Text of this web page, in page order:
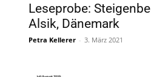
Leseprobe:
Alsik, Dänemark
Petra Kellerer - 3. März 2021